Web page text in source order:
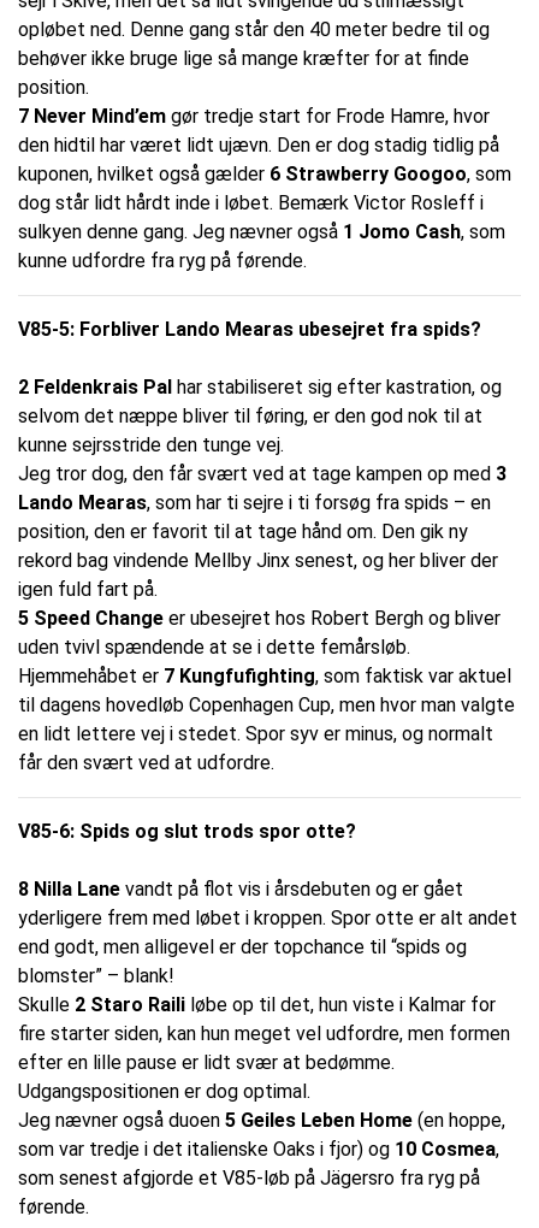
opløbet ned. Denne gang står den 40 meter bedre til og
behøver ikke bruge lige så mange kræfter for at finde
position.
7 Never Mind’em gør tredje start for Frode Hamre, hvor
den hidtil har været lidt ujævn. Den er dog stadig tidlig på
kuponen, hvilket også gælder 6 Strawberry Googoo, som
dog står lidt hårdt inde i løbet. Bemærk Victor Rosleff i
sulkyen denne gang. Jeg nævner også 1 Jomo Cash, som
kunne udfordre fra ryg på førende.
V85-5: Forbliver Lando Mearas ubesejret fra spids?
2 Feldenkrais Pal har stabiliseret sig efter kastration, og
selvom det næppe bliver til føring, er den god nok til at
kunne sejrsstride den tunge vej.
Jeg tror dog, den får svært ved at tage kampen op med 3
Lando Mearas, som har ti sejre i ti forsøg fra spids – en
position, den er favorit til at tage hånd om. Den gik ny
rekord bag vindende Mellby Jinx senest, og her bliver der
igen fuld fart på.
5 Speed Change er ubesejret hos Robert Bergh og bliver
uden tvivl spændende at se i dette femårsløb.
Hjemmehåbet er 7 Kungfufighting, som faktisk var aktuel
til dagens hovedløb Copenhagen Cup, men hvor man valgte
en lidt lettere vej i stedet. Spor syv er minus, og normalt
får den svært ved at udfordre.
V85-6: Spids og slut trods spor otte?
8 Nilla Lane vandt på flot vis i årsdebuten og er gået
yderligere frem med løbet i kroppen. Spor otte er alt andet
end godt, men alligevel er der topchance til “spids og
blomster” – blank!
Skulle 2 Staro Raili løbe op til det, hun viste i Kalmar for
fire starter siden, kan hun meget vel udfordre, men formen
efter en lille pause er lidt svær at bedømme.
Udgangspositionen er dog optimal.
Jeg nævner også duoen 5 Geiles Leben Home (en hoppe,
som var tredje i det italienske Oaks i fjor) og 10 Cosmea,
som senest afgjorde et V85-løb på Jägersro fra ryg på
førende.